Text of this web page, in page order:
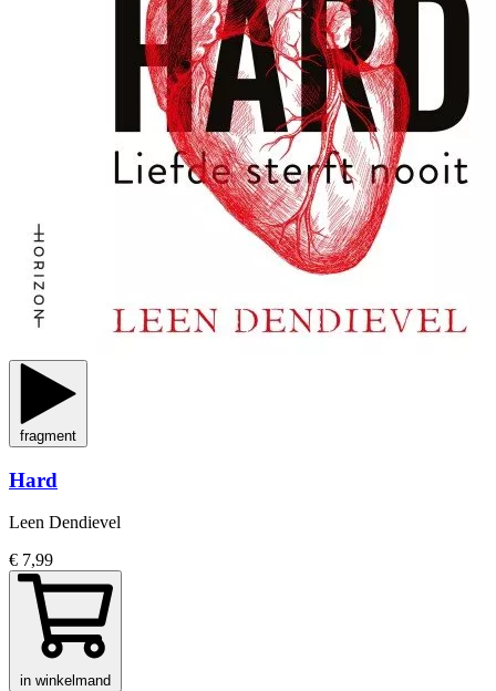
fragment
Hard
Leen Dendievel
€ 7,99
in winkelmand